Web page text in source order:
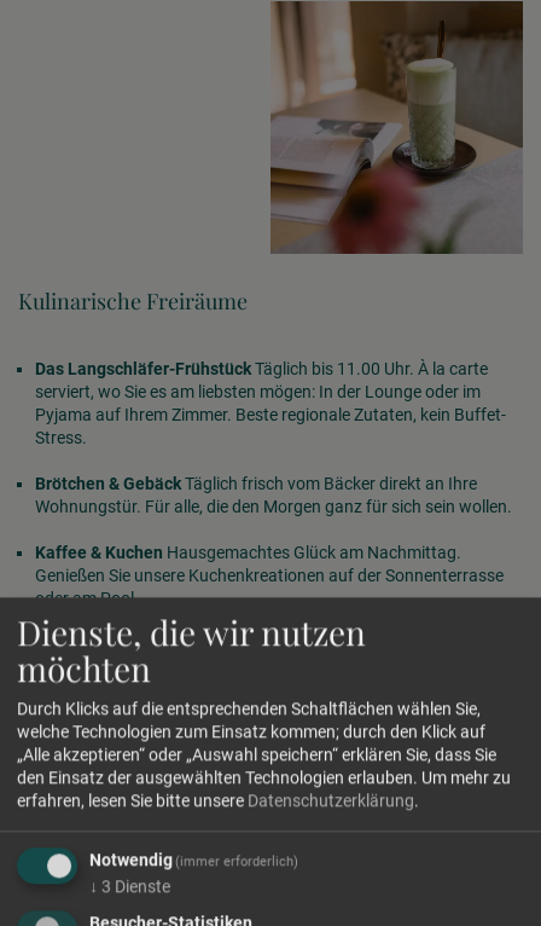
Kulinarische Freiräume
Das Langschläfer-FrühstückTäglich bis 11.00 Uhr. À la carte
serviert, wo Sie es am liebsten mögen: In der Lounge oder im
Pyjama auf Ihrem Zimmer. Beste regionale Zutaten, kein Buffet-
Stress.
Brötchen & GebäckTäglich frisch vom Bäcker direkt an Ihre
Wohnungstür. Für alle, die den Morgen ganz für sich sein wollen.
Kaffee & Kuchen Hausgemachtes Glück am Nachmittag.
Genießen Sie unsere Kuchenkreationen auf der Sonnenterrasse
oder am Pool.
Wein & ShopIn unserer "Honesty Bar" und dem Genießer-Shop
finden Sie rund um die Uhr eine kuratierte Auswahl an Südtiroler
Balkon.
Fridge-Service Kein Einkaufsstress bei der Ankunft. Verraten Sie
uns Ihre Wünsche, wir befüllen Ihren Kühlschrank schon bevor Sie
den Zimmerschlüssel umdrehen.
Dienste, die wir nutzen
möchten
Durch Klicks auf die entsprechenden Schaltflächen wählen Sie,
welche Technologien zum Einsatz kommen; durch den Klick auf
„Alle akzeptieren“ oder „Auswahl speichern“ erklären Sie, dass Sie
den Einsatz der ausgewählten Technologien erlauben. Um mehr zu
erfahren, lesen Sie bitte unsere Datenschutzerklärung.
Notwendig (immer erforderlich)
↓ 3 Dienste